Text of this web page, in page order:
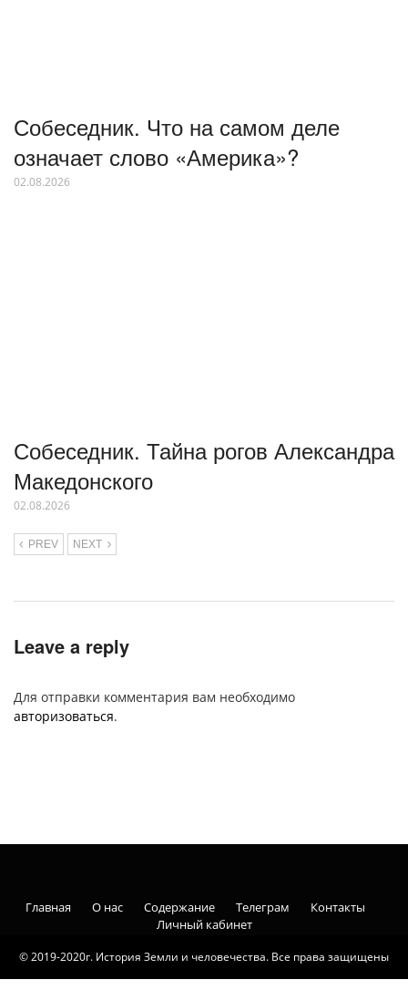
Собеседник. Что на самом деле
означает слово «Америка»?
02.08.2026
Собеседник. Тайна рогов Александра
Македонского
02.08.2026
PREV NEXT
Leave a reply
Для отправки комментария вам необходимо
авторизоваться.
© 2019-2020г. История Земли и человечества. Все права защищены
Главная О нас Содержание Телеграм
Контакты
Личный кабинет